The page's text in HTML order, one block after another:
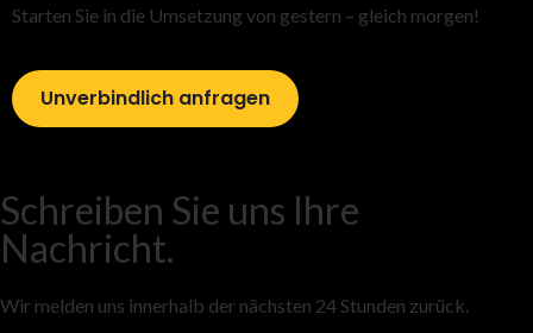
Starten Sie in die Umsetzung von gestern – gleich morgen!
Unverbindlich anfragen
Schreiben Sie uns Ihre
Nachricht.
Wir melden uns innerhalb der nächsten 24 Stunden zurück.